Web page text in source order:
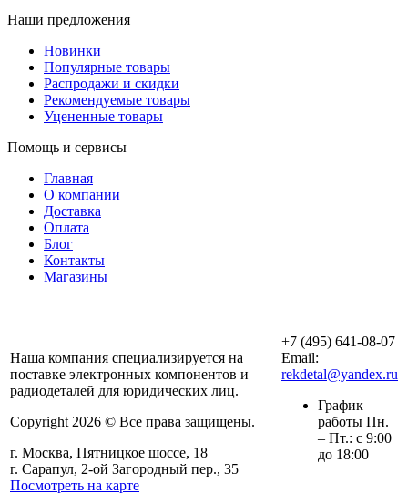
Наши предложения
Новинки
Популярные товары
Распродажи и скидки
Рекомендуемые товары
Уцененные товары
Помощь и сервисы
Главная
О компании
Доставка
Оплата
Блог
Контакты
Магазины
Наша компания специализируется на
поставке электронных компонентов и
радиодеталей для юридических лиц.
Copyright 2026 © Все права защищены.
г. Москва, Пятницкое шоссе, 18
г. Сарапул, 2-ой Загородный пер., 35
Посмотреть на карте
+7 (495) 641-08-07
Email:
rekdetal@yandex.ru
График
работы Пн.
– Пт.: с 9:00
до 18:00